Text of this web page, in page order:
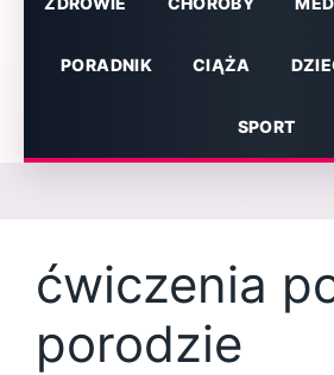
PORADNIK CIĄŻA
SPORT
ćwiczenia
porodzie